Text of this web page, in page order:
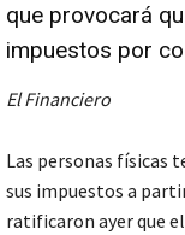
que provocará
impuestos por
El Financiero
Las personas físicas
sus impuestos a
ratificaron ayer que